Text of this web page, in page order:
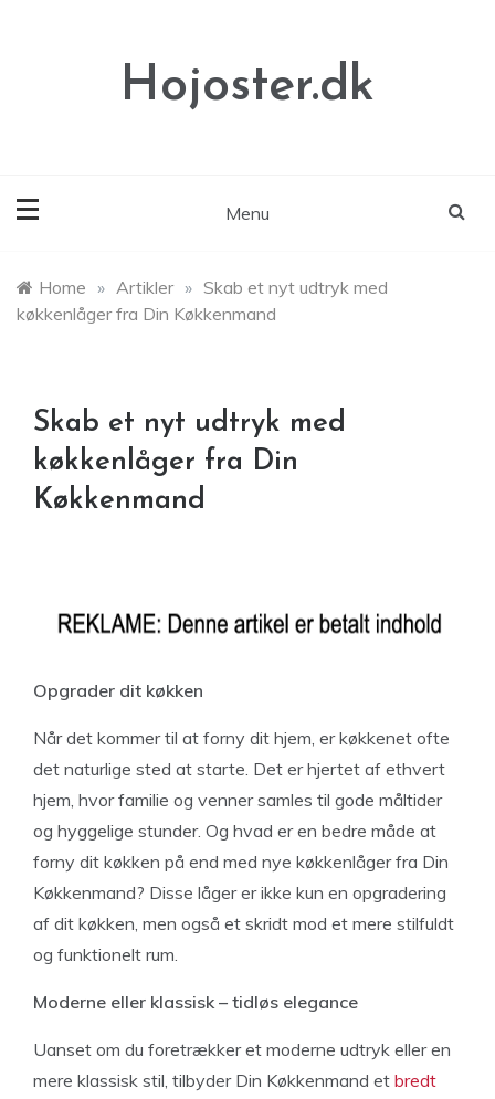
Hojoster.dk
Menu
Home » Artikler » Skab et nyt udtryk med
køkkenlåger fra Din Køkkenmand
Skab et nyt udtryk med
køkkenlåger fra Din
Køkkenmand
Opgrader dit køkken
Når det kommer til at forny dit hjem, er køkkenet ofte
det naturlige sted at starte. Det er hjertet af ethvert
hjem, hvor familie og venner samles til gode måltider
og hyggelige stunder. Og hvad er en bedre måde at
forny dit køkken på end med nye køkkenlåger fra Din
Køkkenmand? Disse låger er ikke kun en opgradering
af dit køkken, men også et skridt mod et mere stilfuldt
og funktionelt rum.
Moderne eller klassisk – tidløs elegance
Uanset om du foretrækker et moderne udtryk eller en
mere klassisk stil, tilbyder Din Køkkenmand et bredt